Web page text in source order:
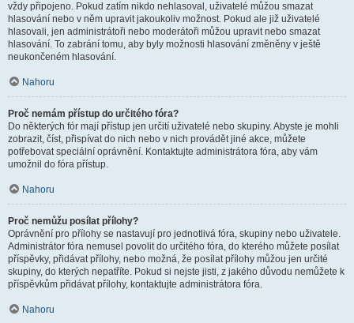
vždy připojeno. Pokud zatím nikdo nehlasoval, uživatelé můžou smazat
hlasování nebo v něm upravit jakoukoliv možnost. Pokud ale již uživatelé
hlasovali, jen administrátoři nebo moderátoři můžou upravit nebo smazat
hlasování. To zabrání tomu, aby byly možnosti hlasování změněny v ještě
neukončeném hlasování.
Nahoru
Proč nemám přístup do určitého fóra?
Do některých fór mají přístup jen určití uživatelé nebo skupiny. Abyste je mohli
zobrazit, číst, přispívat do nich nebo v nich provádět jiné akce, můžete
potřebovat speciální oprávnění. Kontaktujte administrátora fóra, aby vám
umožnil do fóra přístup.
Nahoru
Proč nemůžu posílat přílohy?
Oprávnění pro přílohy se nastavují pro jednotlivá fóra, skupiny nebo uživatele.
Administrátor fóra nemusel povolit do určitého fóra, do kterého můžete posílat
příspěvky, přidávat přílohy, nebo možná, že posílat přílohy můžou jen určité
skupiny, do kterých nepatříte. Pokud si nejste jisti, z jakého důvodu nemůžete k
příspěvkům přidávat přílohy, kontaktujte administrátora fóra.
Nahoru